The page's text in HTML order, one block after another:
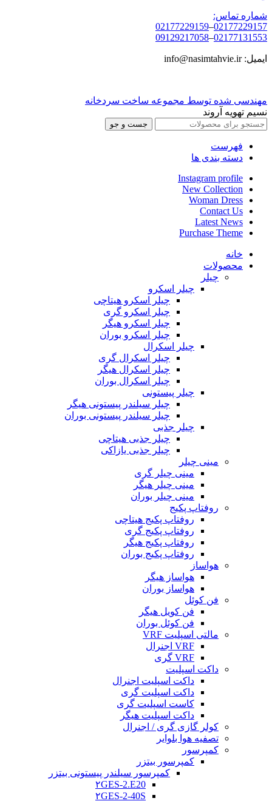
شماره تماس:
02177229157
–
02177229159
02177131553
–
09129217058
ایمیل: info@nasimtahvie.ir
مهندسی شده توسط مجموعه ساخت سردخانه
نسیم تهویه آروند
جست و جو
فهرست
دسته بندی ها
Instagram profile
New Collection
Woman Dress
Contact Us
Latest News
Purchase Theme
خانه
محصولات
چیلر
چیلر اسکرو
چیلر اسکرو هیتاچی
چیلر اسکرو گری
چیلر اسکرو هیگر
چیلر اسکرو بوران
چیلر اسکرال
چیلر اسکرال گری
چیلر اسکرال هیگر
چیلر اسکرال بوران
چیلر پیستونی
چیلر سیلندر پیستونی هیگر
چیلر سیلندر پیستونی بوران
چیلر جذبی
چیلر جذبی هیتاچی
چیلر جذبی یازاکی
مینی چیلر
مینی چیلر گری
مینی چیلر هیگر
مینی چیلر بوران
روفتاپ پکیج
روفتاپ پکیج هیتاچی
روفتاپ پکیج گری
روفتاپ پکیج هیگر
روفتاپ پکیج بوران
هواساز
هواساز هیگر
هواساز بوران
فن کوئل
فن کویل هیگر
فن کوئل بوران
مالتی اسپلیت VRF
VRF اجنرال
VRF گری
داکت اسپلیت
داکت اسپلیت اجنرال
داکت اسپلیت گری
کاست اسپلیت گری
داکت اسپلیت هیگر
کولر گازی گری / اجنرال
تصفیه هوا بلوایر
کمپرسور
کمپرسور بیتزر
کمپرسور سیلندر پیستونی بیتزر
۲GES-2.E20
۲GES-2-40S